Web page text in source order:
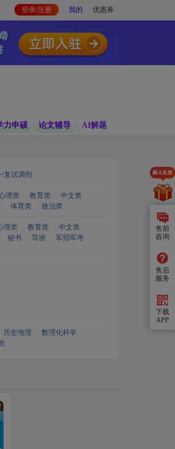
登录/注册 我的 优惠券
力申硕 论文辅导 AI解题
复试调剂
理类 教育类
中文类
体育类 政治类
理类 教育类
中文类
秘书 导游
军招军考
历史地理
数理化科学
售前
咨询
售后
服务
下载
APP